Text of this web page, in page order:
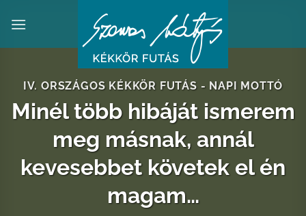
IV. ORSZÁGOS KÉKKÖR FUTÁS - NAPI MOTTÓ
Minél több hibáját ismerem
meg másnak, annál
kevesebbet követek el én
magam…